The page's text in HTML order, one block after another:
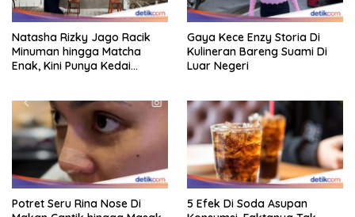
Natasha Rizky Jago Racik
Minuman hingga Matcha
Enak, Kini Punya Kedai
Gaya Kece Enzy Storia Di
Kulineran Bareng Suami Di
Luar Negeri
Potret Seru Rina Nose Di
5 Efek Di Soda Asupan